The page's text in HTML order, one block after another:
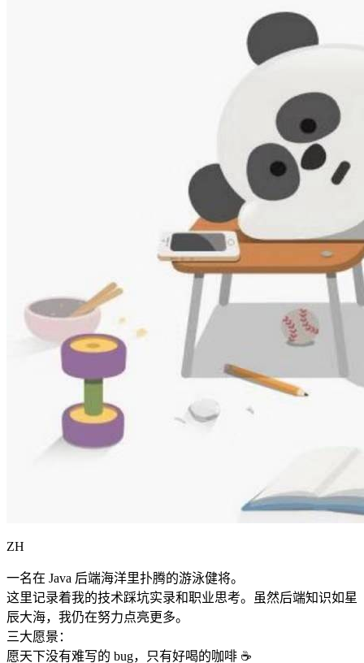
ZH
一名在 Java 后端海洋里扑腾的游泳健将。
这里记录着我的技术踩坑实录和职业思考。虽然后端知识如星
辰大海，我仍在努力点亮更多。
三大愿景：
愿天下没有难写的 bug，只有好喝的咖啡 ☕️